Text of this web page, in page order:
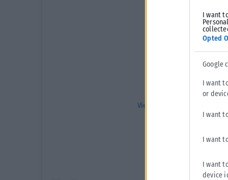
I want
Opted
Google
I want
or
I want
I want
I want
device
View this post on Instagram